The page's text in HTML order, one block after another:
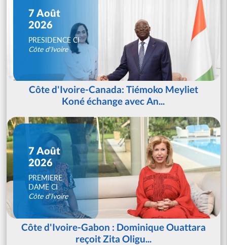
7 Août
2026
PRESIDENCE CI
Côte d'Ivoire
Côte d'Ivoire-Canada: Tiémoko Meyliet
Koné échange avec An...
7 Août
2026
PREMIERE
DAME CI
Côte d'Ivoire
Côte d'Ivoire-Gabon : Dominique Ouattara
reçoit Zita Oligu...